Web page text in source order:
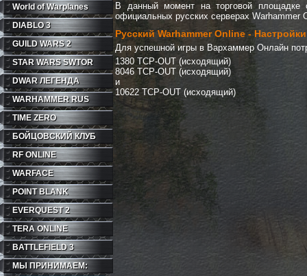
World of Warplanes
DIABLO 3
GUILD WARS 2
STAR WARS SWTOR
DWAR ЛЕГЕНДА
WARHAMMER RUS
TIME ZERO
БОЙЦОВСКИЙ КЛУБ
RF ONLINE
WARFACE
POINT BLANK
EVERQUEST 2
TERA ONLINE
BATTLEFIELD 3
МЫ ПРИНИМАЕМ:
В данный момент на торговой площадке
официальных русских серверах Warhammer
Русский Warhammer Online -
Для успешной игры в Вархаммер Онлайн
1380 TCP-OUT (исходящий)
8046 TCP-OUT (исходящий)
и
10622 TCP-OUT (исходящий)